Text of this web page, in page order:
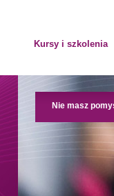
Kursy i szkolenia
Nie masz